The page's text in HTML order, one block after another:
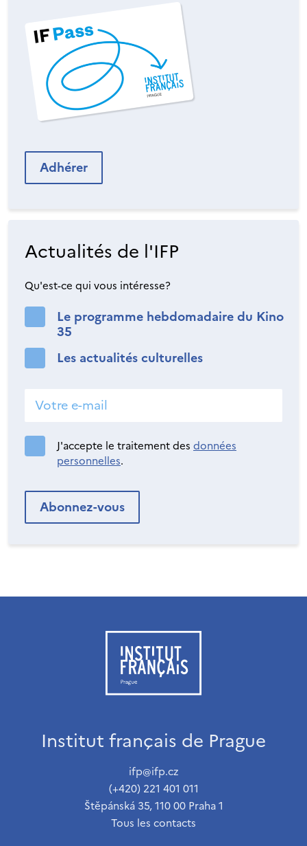
Adhérer
Actualités de l'IFP
Qu'est-ce qui vous intéresse?
Le programme hebdomadaire du Kino
35
Les actualités culturelles
J'accepte le traitement des données
personnelles.
Institut français de Prague
ifp@ifp.cz
(+420) 221 401 011
Štěpánská 35, 110 00 Praha 1
Tous les contacts